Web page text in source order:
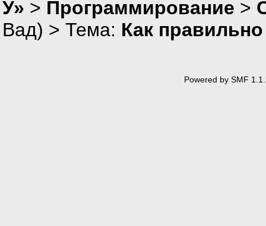
У» > Программирование >
Вад) > Тема: Как
Powered by SMF